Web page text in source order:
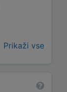
Prikaži vse